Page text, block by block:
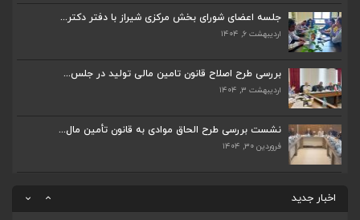
جلسه اعضای شورای بخش مرکزی شیراز با دفتر دکتر...
اردیبهشت ۶, ۱۴۰۴
بررسی طرح اصلاح قانون تامین مالی تولید در جلس...
اردیبهشت ۳, ۱۴۰۴
نشست بررسی طرح الحاق موادی به قانون تأمین مال...
فروردین ۳۰, ۱۴۰۴
اخبار جدید
جلسه اعضای شورای بخش مرکزی شیراز با دفتر دکتر...
اردیبهشت ۶, ۱۴۰۴
پیگیری دکتر قادری و سایر نمایندگان شیراز ارتق...
اردیبهشت ۲۳, ۱۴۰۴